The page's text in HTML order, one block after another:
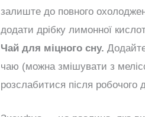
залиште до повного
додати дрібку лимонної
Чай для міцного сну.
чаю (можна змішувати з
розслабитися після робочого